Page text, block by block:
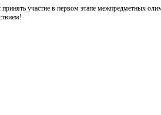
принять участие в первом этапе межпредметных